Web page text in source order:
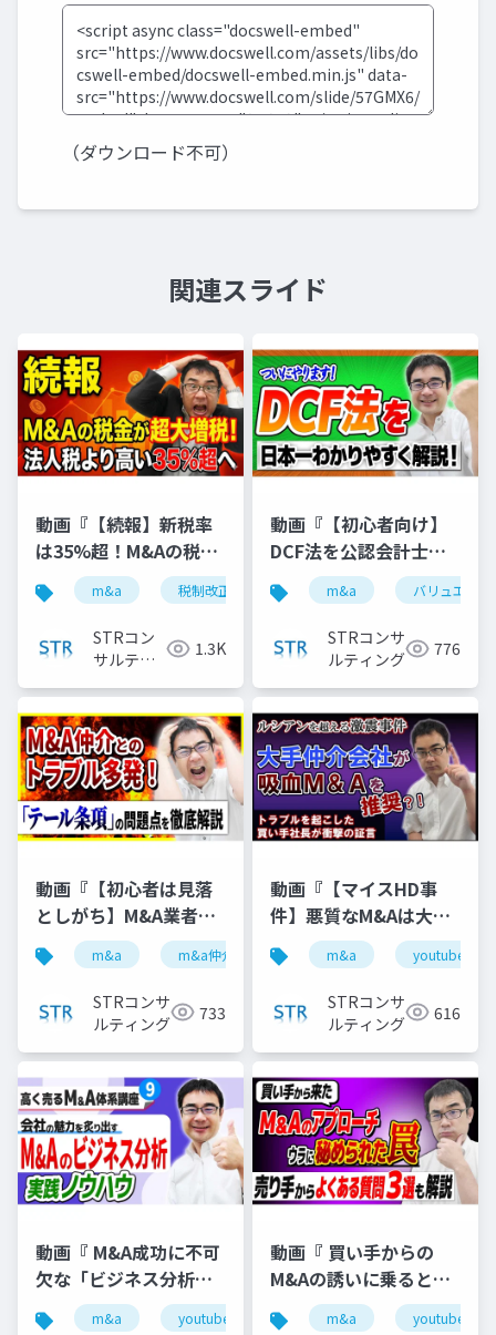
（ダウンロード不可）
関連スライド
動画『【続報】新税率
は35%超！M&Aの税金
が大幅増税｜3.5億円か
ら対象に』で投影した
m&a 税制改正 税金ミニマム課税 税理士
STRコン
サルティ
1.3K
動画『【初心者向け】
DCF法を公認会計士が
日本一わかりやすく解
説 』で投影した資料
m&a バリュエー
STRコンサ
ルティング
776
動画『【初心者は見落
としがち】M&A業者の
「テール条項」悪用ト
ラブル３選』で投影し
m&a m&a仲介 テール条項 youtube
STRコンサ
ルティング
733
動画『【マイスHD事
件】悪質なM&Aは大手
仲介が提案した？ルシ
アン以上の激震かも 』
で投影した資料
m&a youtube
STRコンサ
ルティング
616
動画『 M&A成功に不可
欠な「ビジネス分析」
の実践ノウハウ 』で投
m&a youtube バリュエーション 企業価
動画『 買い手からの
M&Aの誘いに乗るとこ
んな仕組みで損しま
m&a youtube